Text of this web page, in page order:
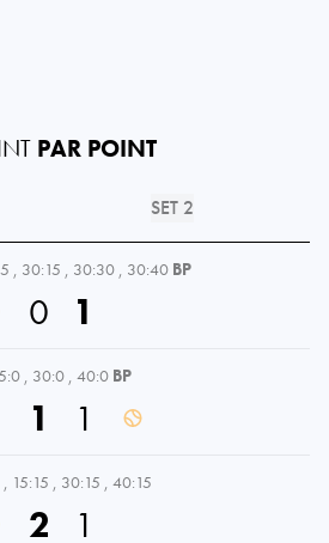
PAR POINT
SET 2
, 30:15 , 30:30 , 30:40 BP
0 1
, 30:0 , 40:0 BP
1 1
, 15:15 , 30:15 , 40:15
2 1